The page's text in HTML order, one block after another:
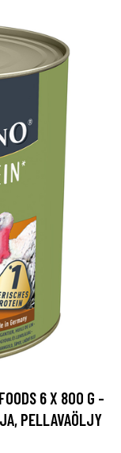
6 X 800 G -
PELLAVAÖLJY